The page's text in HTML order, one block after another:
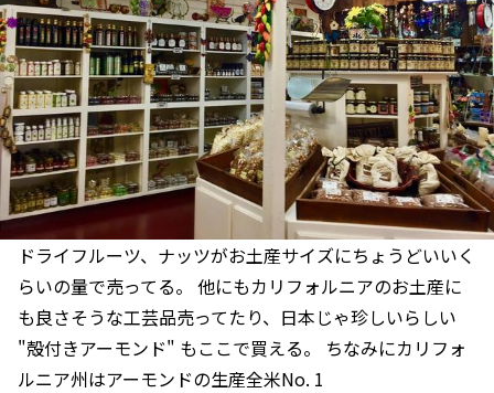
ドライフルーツ、ナッツがお土産サイズにちょうどいいく
らいの量で売ってる。 他にもカリフォルニアのお土産に
も良さそうな工芸品売ってたり、日本じゃ珍しいらしい
"殻付きアーモンド" もここで買える。 ちなみにカリフォ
ルニア州はアーモンドの生産全米No. 1